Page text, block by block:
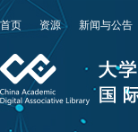
首页 资源 新闻与公告